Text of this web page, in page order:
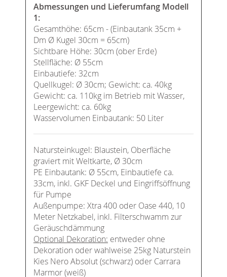
Abmessungen und Lieferumfang Modell
1:
Gesamthöhe: 65cm - (Einbautank 35cm +
Dm Ø Kugel 30cm = 65cm)
Sichtbare Höhe: 30cm (ober Erde)
Stellfläche: Ø 55cm
Einbautiefe: 32cm
Quellkugel: Ø 30cm; Gewicht: ca. 40kg
Gewicht: ca. 110kg im Betrieb mit Wasser,
Leergewicht: ca. 60kg
Wasservolumen Einbautank: 50 Liter
Natursteinkugel: Blaustein, Oberfläche
graviert mit Weltkarte, Ø 30cm
PE Einbautank: Ø 55cm, Einbautiefe ca.
33cm, inkl. GKF Deckel und Eingriffsöffnung
für Pumpe
Außenpumpe: Xtra 400 oder Oase 440, 10
Meter Netzkabel, inkl. Filterschwamm zur
Geräuschdämmung
Optional Dekoration: entweder ohne
Dekoration oder wahlweise 25kg Naturstein
Kies Nero Absolut (schwarz) oder Carrara
Marmor (weiß)